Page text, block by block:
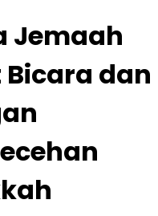
Jemaah
dan